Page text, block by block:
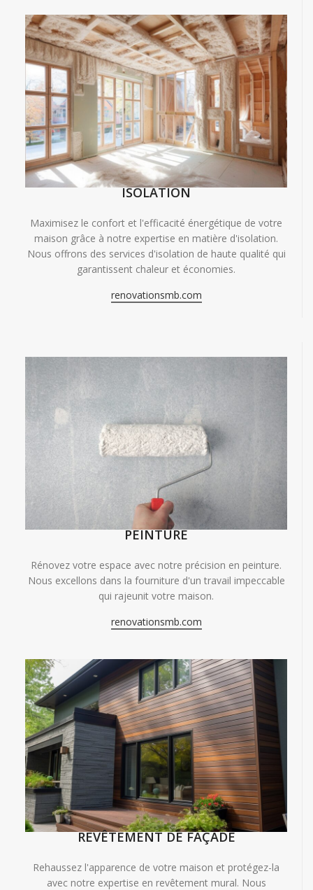
ISOLATION
Maximisez le confort et l'efficacité énergétique de votre
maison grâce à notre expertise en matière d'isolation.
Nous offrons des services d'isolation de haute qualité qui
garantissent chaleur et économies.
renovationsmb.com
PEINTURE
Rénovez votre espace avec notre précision en peinture.
Nous excellons dans la fourniture d'un travail impeccable
qui rajeunit votre maison.
renovationsmb.com
REVÊTEMENT DE FAÇADE
Rehaussez l'apparence de votre maison et protégez-la
avec notre expertise en revêtement mural. Nous